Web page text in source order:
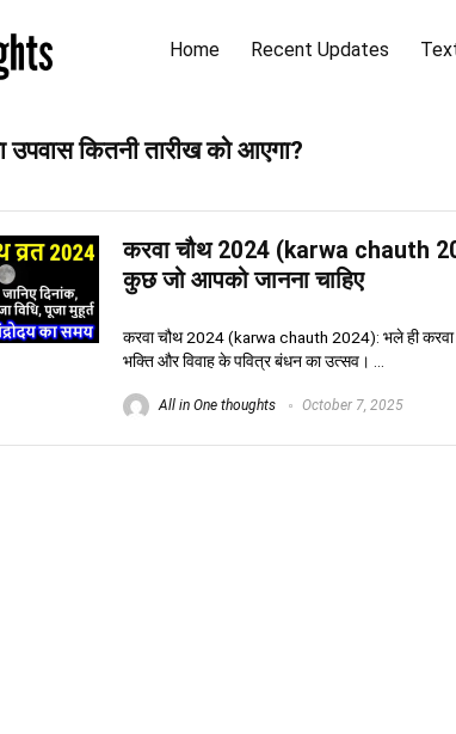
Home Recent Updates
उपवास कितनी तारीख को आएगा?
करवा चौथ 2024 (karwa chauth
कुछ जो आपको जानना चाहिए
करवा चौथ 2024 (karwa chauth 2024): भले ही करवा
भक्ति और विवाह के पवित्र बंधन का उत्सव। ...
All in One thoughts October 7, 2025